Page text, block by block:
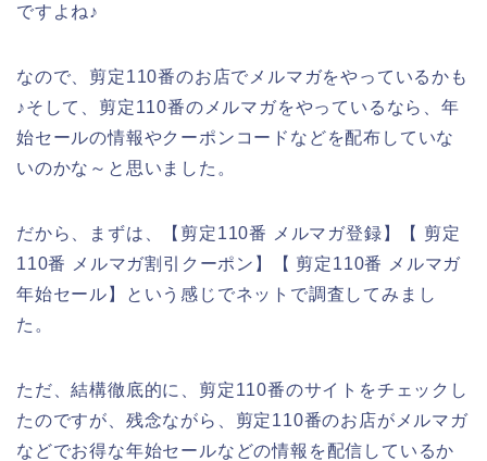
ですよね♪
なので、剪定110番のお店でメルマガをやっているかも
♪そして、剪定110番のメルマガをやっているなら、年
始セールの情報やクーポンコードなどを配布していな
いのかな～と思いました。
だから、まずは、【剪定110番 メルマガ登録】【 剪定
110番 メルマガ割引クーポン】【 剪定110番 メルマガ
年始セール】という感じでネットで調査してみまし
た。
ただ、結構徹底的に、剪定110番のサイトをチェックし
たのですが、残念ながら、剪定110番のお店がメルマガ
などでお得な年始セールなどの情報を配信しているか